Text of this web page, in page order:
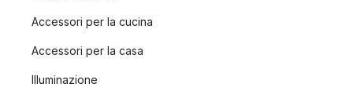
Accessori per la cucina
Accessori per la casa
Illuminazione